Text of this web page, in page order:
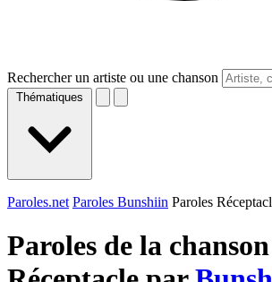
Rechercher un artiste ou une chanson
Thématiques
Paroles.net Paroles Bunshiin Paroles
Paroles de la chanson